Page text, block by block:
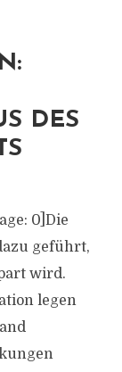
DES
0]Die
geführt,
wird.
legen